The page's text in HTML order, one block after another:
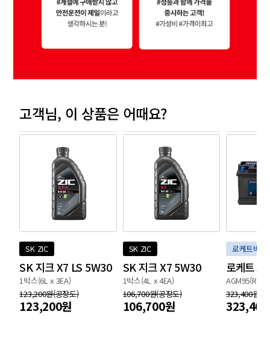
고객님, 이 상품은 어때요?
SK ZIC
SK 지크 X7 LS 5W30
1박스(6L x 3EA)
123,200원(공장도)
123,200원
SK ZIC
SK 지크 X7 5W30
1박스(4L x 4EA)
106,700원(공장도)
106,700원
로케트배터
로케트
AGM95(R)
323,400원(
323,400